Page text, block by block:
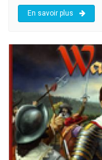
En savoir plus